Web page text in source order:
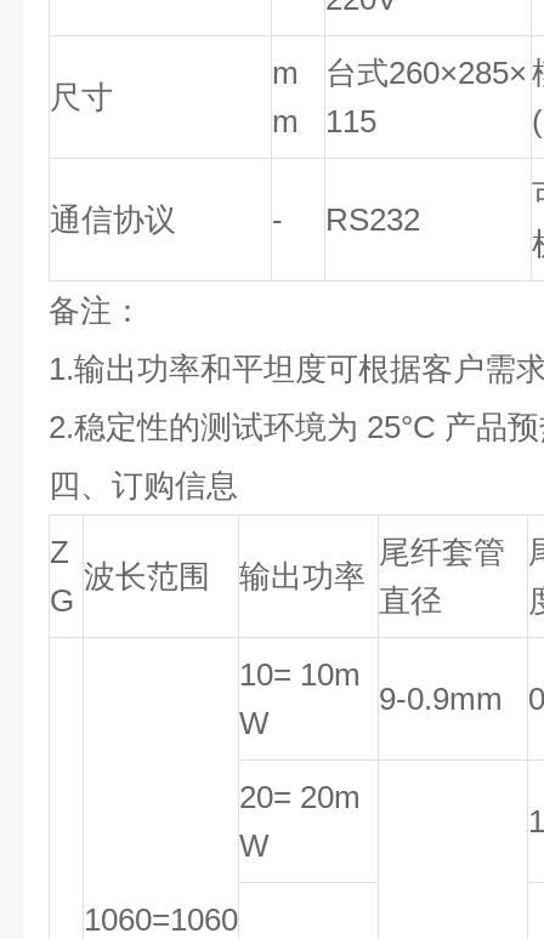
尺寸
m
m
台式260×285×
115
通信协议 - RS232
备注：
1.输出功率和平坦度可根据客户需
2.稳定性的测试环境为 25°C 产品
四、订购信息
Z
G
波长范围 输出功率
尾纤套管
直径
1060=1060
10= 10m
W
9-0.9mm
20= 20m
W